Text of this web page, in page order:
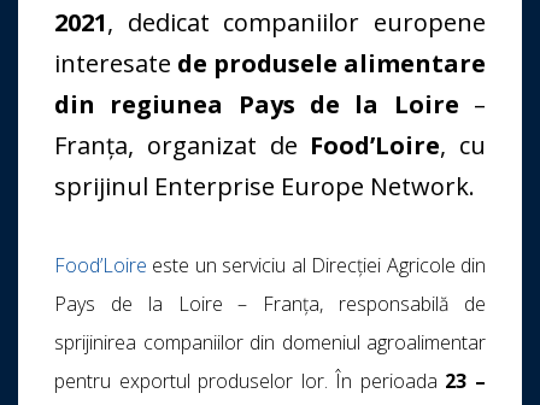
2021, dedicat companiilor europene
interesate de produsele alimentare
din regiunea Pays de la Loire –
Franța, organizat de Food’Loire, cu
sprijinul Enterprise Europe Network.
Food’Loire este un serviciu al Direcției Agricole din
Pays de la Loire – Franța, responsabilă de
sprijinirea companiilor din domeniul agroalimentar
pentru exportul produselor lor. În perioada 23 –